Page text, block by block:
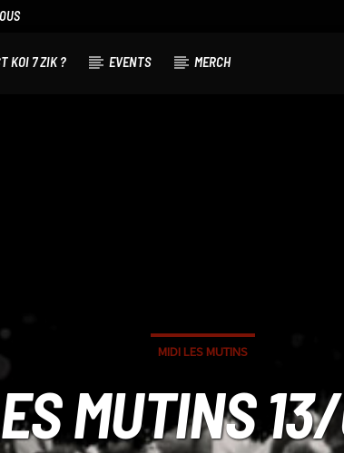
KOI 7 ZIK ? EVENTS MERCH
MIDI LES MUTINS
MUTINS